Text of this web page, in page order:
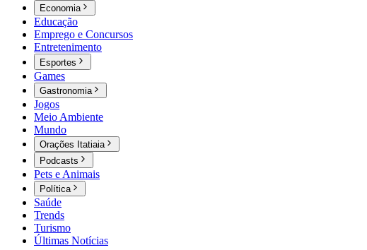
Economia
Educação
Emprego e Concursos
Entretenimento
Esportes
Games
Gastronomia
Jogos
Meio Ambiente
Mundo
Orações Itatiaia
Podcasts
Pets e Animais
Política
Saúde
Trends
Turismo
Últimas Notícias